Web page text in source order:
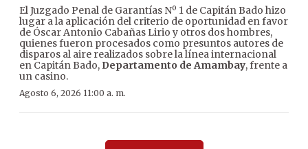
El Juzgado Penal de Garantías Nº 1 de Capitán Bado hizo
lugar a la aplicación del criterio de oportunidad en favor
de Óscar Antonio Cabañas Lirio y otros dos hombres,
quienes fueron procesados como presuntos autores de
disparos al aire realizados sobre la línea internacional
en Capitán Bado, Departamento de Amambay, frente a
un casino.
Agosto 6, 2026 11:00 a. m.